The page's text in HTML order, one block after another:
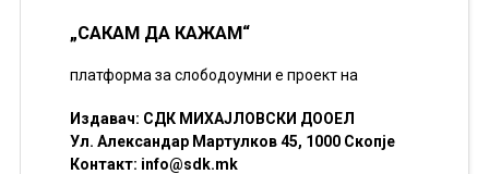
„САКАМ ДА КАЖАМ“
платформа за слободоумни е проект на
Издавач: СДК МИХАЈЛОВСКИ ДООЕЛ
Ул. Александар Мартулков 45, 1000 Скопје
Контакт: info@sdk.mk